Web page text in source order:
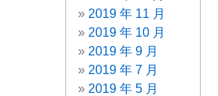
2019 年 11 月
2019 年 10 月
2019 年 9 月
2019 年 7 月
2019 年 5 月